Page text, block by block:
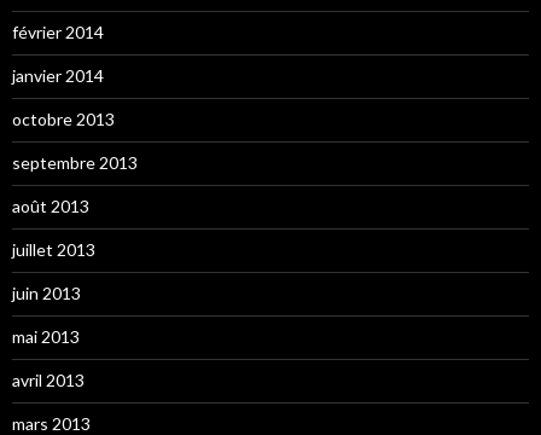
février 2014
janvier 2014
octobre 2013
septembre 2013
août 2013
juillet 2013
juin 2013
mai 2013
avril 2013
mars 2013